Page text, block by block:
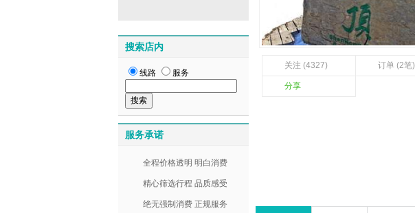
关注 (4327) 订单 (2笔)
分享
搜索店内
线路 服务
服务承诺
全程价格透明 明白消费
精心筛选行程 品质感受
绝无强制消费 正规服务